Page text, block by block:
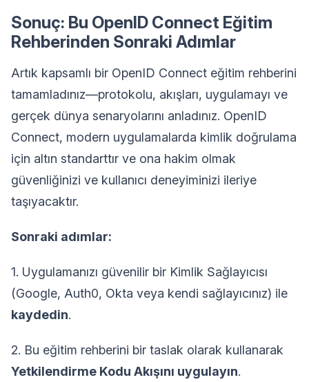
Sonuç: Bu OpenID Connect Eğitim
Rehberinden Sonraki Adımlar
Artık kapsamlı bir OpenID Connect eğitim rehberini
tamamladınız—protokolu, akışları, uygulamayı ve
gerçek dünya senaryolarını anladınız. OpenID
Connect, modern uygulamalarda kimlik doğrulama
için altın standarttır ve ona hakim olmak
güvenliğinizi ve kullanıcı deneyiminizi ileriye
taşıyacaktır.
Sonraki adımlar:
1. Uygulamanızı güvenilir bir Kimlik Sağlayıcısı
(Google, Auth0, Okta veya kendi sağlayıcınız) ile
kaydedin.
2. Bu eğitim rehberini bir taslak olarak kullanarak
Yetkilendirme Kodu Akışını uygulayın.